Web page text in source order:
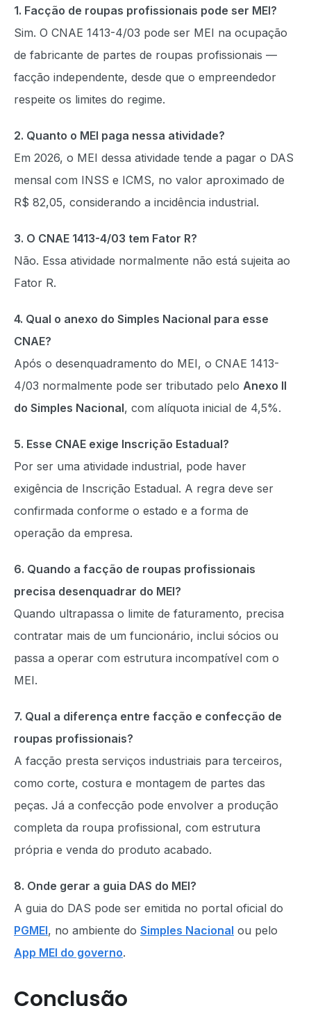
1. Facção de roupas profissionais pode ser MEI?
Sim. O CNAE 1413-4/03 pode ser MEI na ocupação
de fabricante de partes de roupas profissionais —
facção independente, desde que o empreendedor
respeite os limites do regime.
2. Quanto o MEI paga nessa atividade?
Em 2026, o MEI dessa atividade tende a pagar o DAS
mensal com INSS e ICMS, no valor aproximado de
R$ 82,05, considerando a incidência industrial.
3. O CNAE 1413-4/03 tem Fator R?
Não. Essa atividade normalmente não está sujeita ao
Fator R.
4. Qual o anexo do Simples Nacional para esse
CNAE?
Após o desenquadramento do MEI, o CNAE 1413-
4/03 normalmente pode ser tributado pelo Anexo II
do Simples Nacional, com alíquota inicial de 4,5%.
5. Esse CNAE exige Inscrição Estadual?
Por ser uma atividade industrial, pode haver
exigência de Inscrição Estadual. A regra deve ser
confirmada conforme o estado e a forma de
operação da empresa.
6. Quando a facção de roupas profissionais
precisa desenquadrar do MEI?
Quando ultrapassa o limite de faturamento, precisa
contratar mais de um funcionário, inclui sócios ou
passa a operar com estrutura incompatível com o
MEI.
7. Qual a diferença entre facção e confecção de
roupas profissionais?
A facção presta serviços industriais para terceiros,
como corte, costura e montagem de partes das
peças. Já a confecção pode envolver a produção
completa da roupa profissional, com estrutura
própria e venda do produto acabado.
8. Onde gerar a guia DAS do MEI?
A guia do DAS pode ser emitida no portal oficial do
PGMEI, no ambiente do Simples Nacional ou pelo
App MEI do governo.
Conclusão